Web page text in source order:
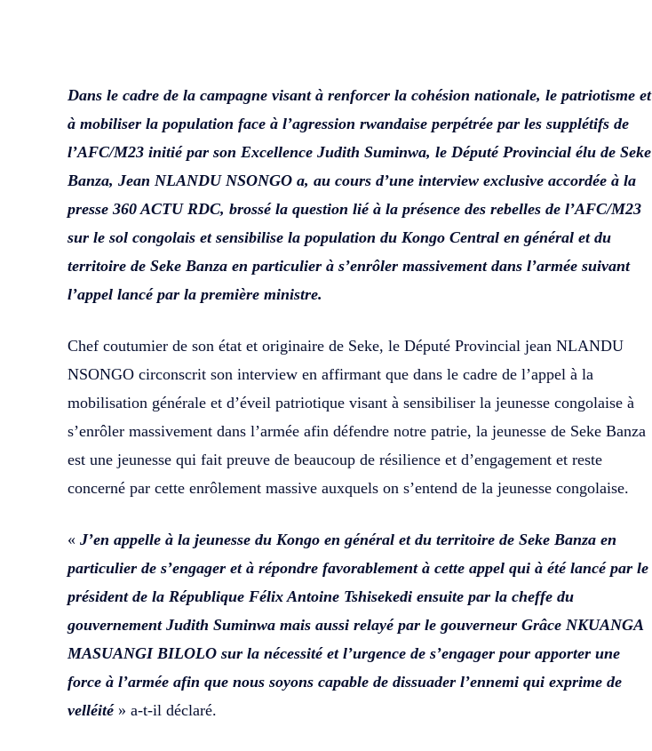
Dans le cadre de la campagne visant à renforcer la cohésion nationale, le patriotisme et
à mobiliser la population face à l’agression rwandaise perpétrée par les supplétifs de
l’AFC/M23 initié par son Excellence Judith Suminwa, le Député Provincial élu de Seke
Banza, Jean NLANDU NSONGO a, au cours d’une interview exclusive accordée à la
presse 360 ACTU RDC, brossé la question lié à la présence des rebelles de l’AFC/M23
sur le sol congolais et sensibilise la population du Kongo Central en général et du
territoire de Seke Banza en particulier à s’enrôler massivement dans l’armée suivant
l’appel lancé par la première ministre.
Chef coutumier de son état et originaire de Seke, le Député Provincial jean NLANDU
NSONGO circonscrit son interview en affirmant que dans le cadre de l’appel à la
mobilisation générale et d’éveil patriotique visant à sensibiliser la jeunesse congolaise à
s’enrôler massivement dans l’armée afin défendre notre patrie, la jeunesse de Seke Banza
est une jeunesse qui fait preuve de beaucoup de résilience et d’engagement et reste
concerné par cette enrôlement massive auxquels on s’entend de la jeunesse congolaise.
« J’en appelle à la jeunesse du Kongo en général et du territoire de Seke Banza en
particulier de s’engager et à répondre favorablement à cette appel qui à été lancé par le
président de la République Félix Antoine Tshisekedi ensuite par la cheffe du
gouvernement Judith Suminwa mais aussi relayé par le gouverneur Grâce NKUANGA
MASUANGI BILOLO sur la nécessité et l’urgence de s’engager pour apporter une
force à l’armée afin que nous soyons capable de dissuader l’ennemi qui exprime de
velléité» a-t-il déclaré.